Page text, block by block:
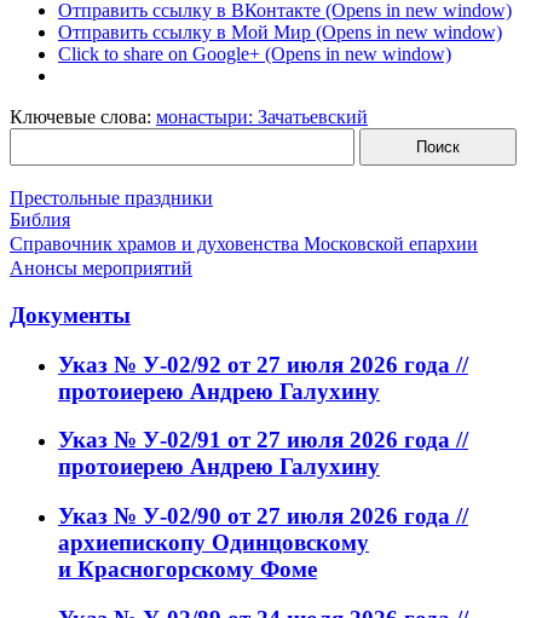
Отправить ссылку в ВКонтакте (Opens in new window)
Отправить ссылку в Мой Мир (Opens in new window)
Click to share on Google+ (Opens in new window)
Ключевые слова: монастыри: Зачатьевский
Престольные праздники
Библия
Справочник храмов и духовенства Московской епархии
Анонсы мероприятий
Документы
Указ № У-02/92 от 27 июля 2026 года //
протоиерею Андрею Галухину
Указ № У-02/91 от 27 июля 2026 года //
протоиерею Андрею Галухину
Указ № У-02/90 от 27 июля 2026 года //
архиепископу Одинцовскому
и Красногорскому Фоме